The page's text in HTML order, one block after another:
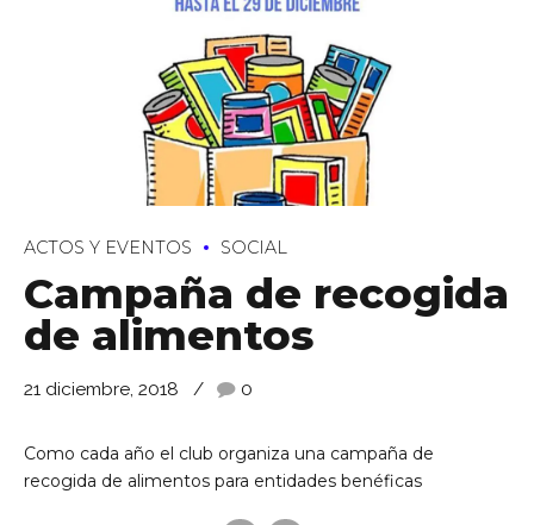
ACTOS Y EVENTOS SOCIAL
Campaña de recogida
de alimentos
21 diciembre, 2018 0
Como cada año el club organiza una campaña de
recogida de alimentos para entidades benéficas